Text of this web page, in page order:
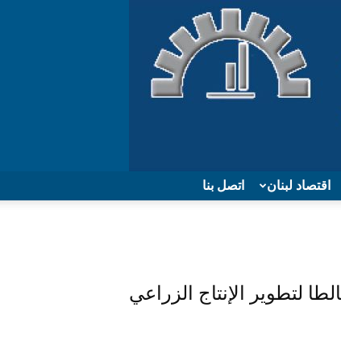
اتصل بنا اقتصاد لبنان
لتطوير الإنتاج الزراعي